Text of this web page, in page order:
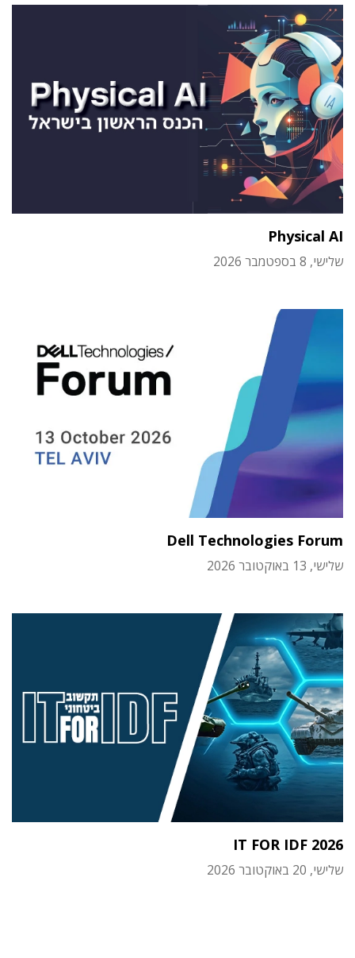
Physical AI
שלישי, 8 בספטמבר 2026
Dell Technologies Forum
שלישי, 13 באוקטובר 2026
IT FOR IDF 2026
שלישי, 20 באוקטובר 2026